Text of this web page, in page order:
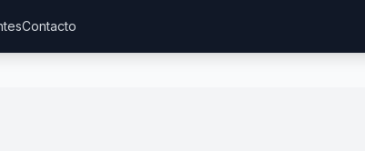
Contacto